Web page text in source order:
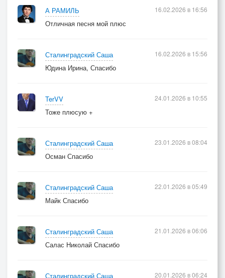
А РАМИЛЬ
Отличная песня мой плюс
16.02.2026 в 16:56
Сталинградский Саша
Юдина Ирина, Спасибо
16.02.2026 в 15:56
TerVV
Тоже плюсую +
24.01.2026 в 10:55
Сталинградский Саша
Осман Спасибо
23.01.2026 в 08:04
Сталинградский Саша
Майк Спасибо
22.01.2026 в 05:49
Сталинградский Саша
Салас Николай Спасибо
21.01.2026 в 06:06
Сталинградский Саша
20.01.2026 в 06:24